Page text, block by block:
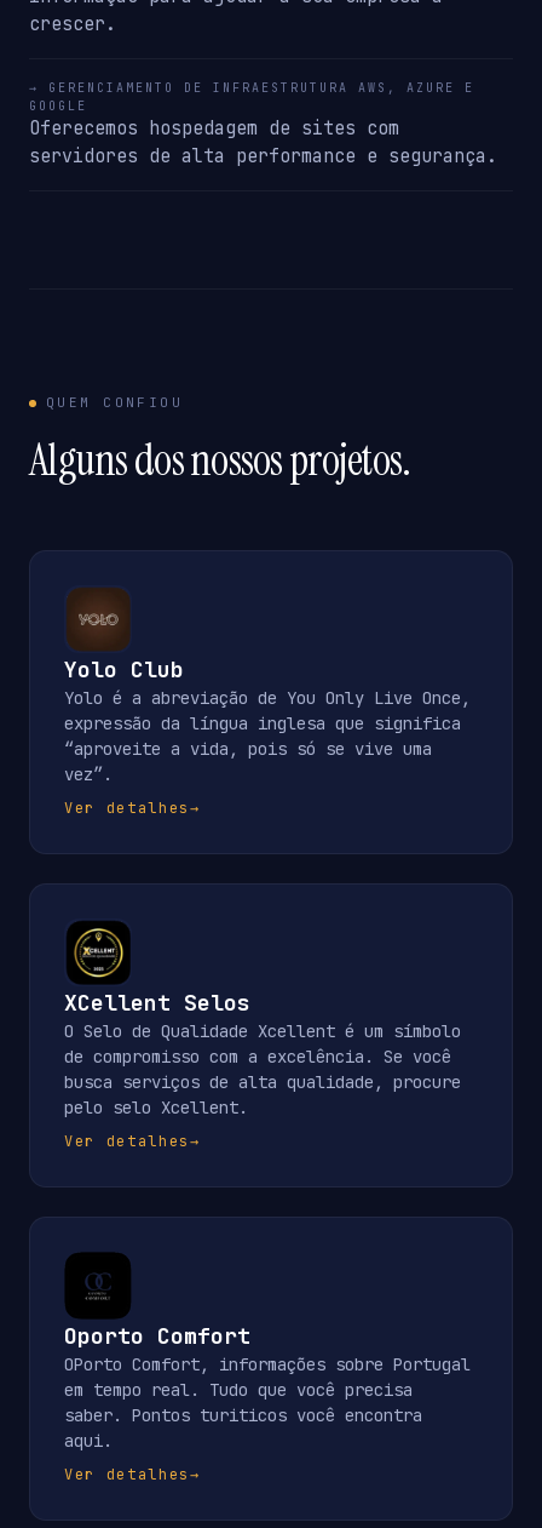
crescer.
→ GERENCIAMENTO DE INFRAESTRUTURA AWS, AZURE E
GOOGLE
Oferecemos hospedagem de sites com
servidores de alta performance e segurança.
QUEM CONFIOU
Alguns dos nossos projetos.
Yolo Club
Yolo é a abreviação de You Only Live Once,
expressão da língua inglesa que significa
“aproveite a vida, pois só se vive uma
vez”.
Ver detalhes→
XCellent Selos
O Selo de Qualidade Xcellent é um símbolo
de compromisso com a excelência. Se você
busca serviços de alta qualidade, procure
pelo selo Xcellent.
Ver detalhes→
Oporto Comfort
OPorto Comfort, informações sobre Portugal
em tempo real. Tudo que você precisa
saber. Pontos turiticos você encontra
aqui.
Ver detalhes→